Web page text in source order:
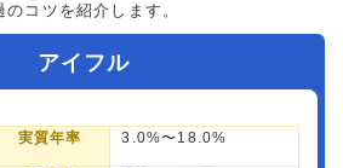
コツを紹介します。
アイフル
実質年率 3.0%〜18.0%